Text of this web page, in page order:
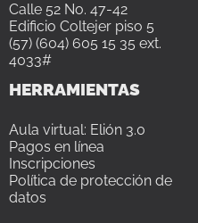
Calle 52 No. 47-42
Edificio Coltejer piso 5
(57) (604) 605 15 35 ext.
4033#
HERRAMIENTAS
Aula virtual: Elión 3.0
Pagos en línea
Inscripciones
Política de protección de
datos